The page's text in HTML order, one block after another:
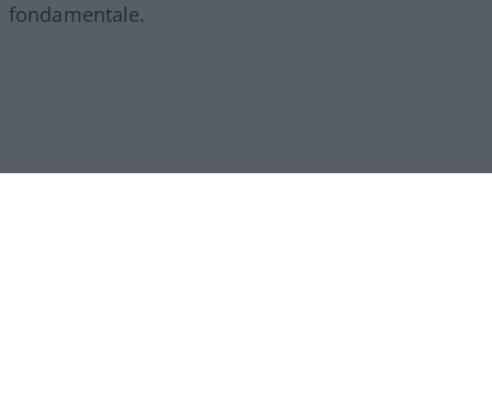
fondamentale.